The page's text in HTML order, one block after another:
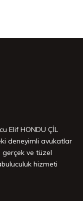
Elif HONDU ÇİL
deneyimli avukatlar
gerçek ve tüzel
hizmeti